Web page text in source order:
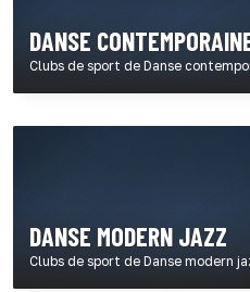
DANSE
Clubs de sport de Danse
DANSE MODERN JAZZ
Clubs de sport de Danse modern